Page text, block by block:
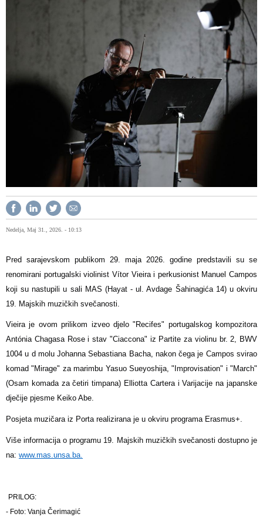
Nedelja, Maj 31., 2026. - 10:13
Pred sarajevskom publikom 29. maja 2026. godine predstavili su se
renomirani portugalski violinist Vítor Vieira i perkusionist Manuel Campos
koji su nastupili u sali MAS (Hayat - ul. Avdage Šahinagića 14) u okviru
19. Majskih muzičkih svečanosti.
Vieira je ovom prilikom izveo djelo "Recifes" portugalskog kompozitora
Antónia Chagasa Rose i stav "Ciaccona" iz Partite za violinu br. 2, BWV
1004 u d molu Johanna Sebastiana Bacha, nakon čega je Campos svirao
komad "Mirage" za marimbu Yasuo Sueyoshija, "Improvisation" i "March"
(Osam komada za četiri timpana) Elliotta Cartera i Varijacije na japanske
dječije pjesme Keiko Abe.
Posjeta muzičara iz Porta realizirana je u okviru programa Erasmus+.
Više informacija o programu 19. Majskih muzičkih svečanosti dostupno je
na: www.mas.unsa.ba.
PRILOG:
- Foto: Vanja Čerimagić